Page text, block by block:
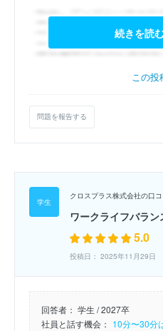
続きを読
この
問題を報告する
クロスプラス株式会社の口
ワークライフバラン
5.0
投稿日： 2025年11月29日
回答者： 学生 / 2027卒
社員と話す機会： 10分〜30分